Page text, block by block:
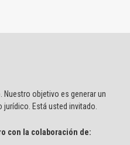
. Nuestro objetivo es generar un
Está usted invitado.
con la colaboración de: